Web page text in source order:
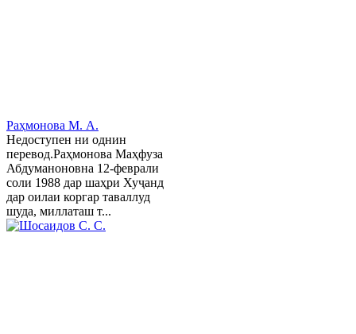
Раҳмонова М. А.
Недоступен ни однин
перевод.Раҳмонова Маҳфуза
Абдуманоновна 12-феврали
соли 1988 дар шаҳри Хуҷанд
дар оилаи коргар таваллуд
шуда, миллаташ т...